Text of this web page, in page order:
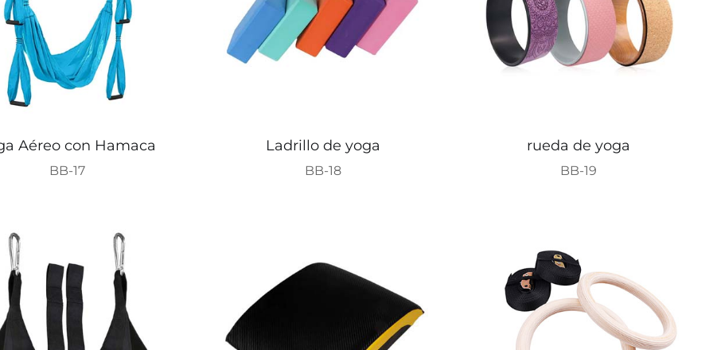
Aéreo con Hamaca
BB-17
Ladrillo de yoga
BB-18
rueda de yoga
BB-19